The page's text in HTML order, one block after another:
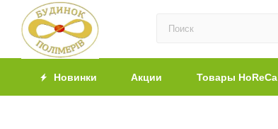
Новинки Акции Товары HoReCa